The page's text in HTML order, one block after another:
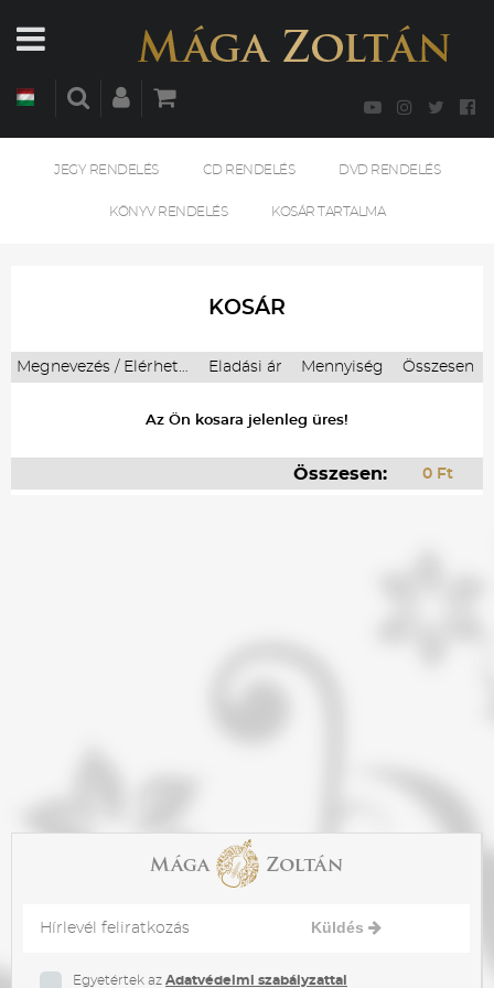
JEGY RENDELÉS CD RENDELÉS DVD RENDELÉS
KÖNYV RENDELÉS KOSÁR TARTALMA
KOSÁR
Megnevezés / Elérhetőség Eladási ár Mennyiség Összesen
Az Ön kosara jelenleg üres!
Összesen: 0 Ft
Küldés
Egyetértek az Adatvédelmi szabályzattal